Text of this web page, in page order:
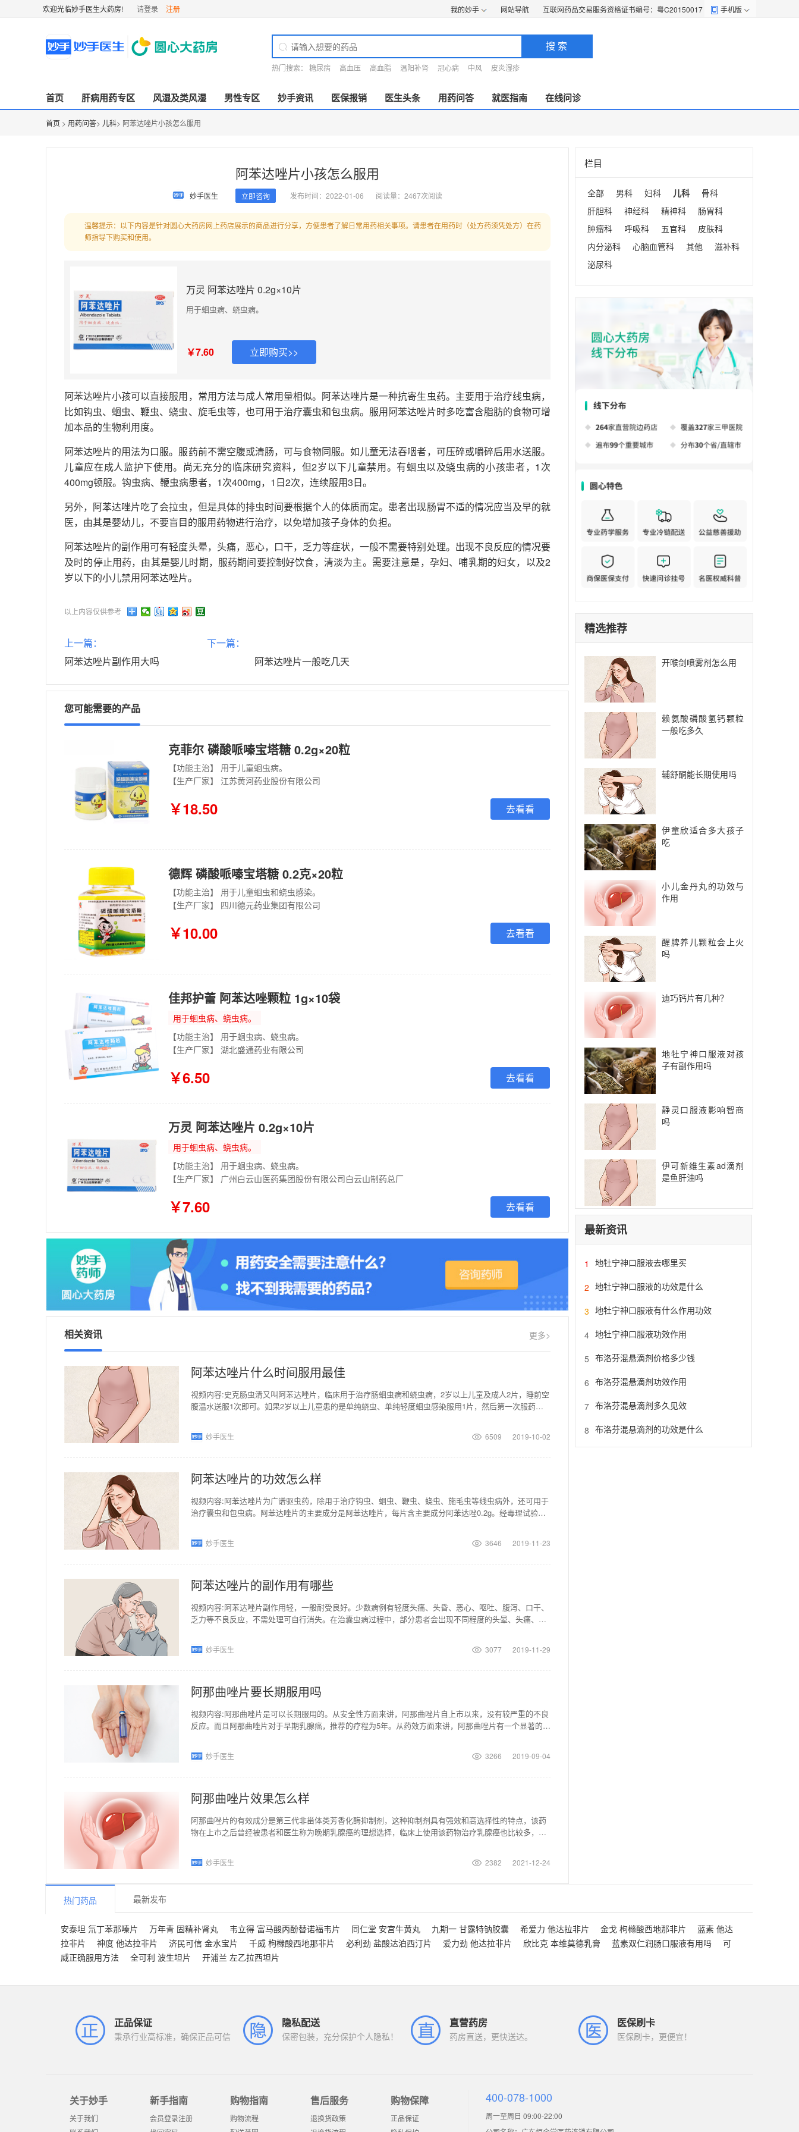
欢迎光临妙手医生大药房! 请登录 注册 我的妙手 网站导航 互联网药品交易服务资格证书编号：粤C20150017 手机版
搜 索
热门搜索： 糖尿病 高血压 高血脂 温阳补肾 冠心病 中风 皮炎湿疹
首页 肝病用药专区 风湿及类风湿 男性专区 妙手资讯 医保报销 医生头条 用药问答 就医指南 在线问诊
首页 > 用药问答> 儿科> 阿苯达唑片小孩怎么服用
阿苯达唑片小孩怎么服用
妙手医生 立即咨询 发布时间：2022-01-06 阅读量：2467次阅读
温馨提示：以下内容是针对圆心大药房网上药店展示的商品进行分享，方便患者了解日常用药相关事项。请患者在用药时（处方药须凭处方）在药
师指导下购买和使用。
万灵 阿苯达唑片 0.2g×10片
用于蛔虫病、蛲虫病。
￥7.60 立即购买>>
阿苯达唑片小孩可以直接服用，常用方法与成人常用量相似。阿苯达唑片是一种抗寄生虫药。主要用于治疗线虫病，
比如钩虫、蛔虫、鞭虫、蛲虫、旋毛虫等，也可用于治疗囊虫和包虫病。服用阿苯达唑片时多吃富含脂肪的食物可增
加本品的生物利用度。
阿苯达唑片的用法为口服。服药前不需空腹或清肠，可与食物同服。如儿童无法吞咽者，可压碎或嚼碎后用水送服。
儿童应在成人监护下使用。尚无充分的临床研究资料，但2岁以下儿童禁用。有蛔虫以及蛲虫病的小孩患者，1次
400mg顿服。钩虫病、鞭虫病患者，1次400mg，1日2次，连续服用3日。
另外，阿苯达唑片吃了会拉虫，但是具体的排虫时间要根据个人的体质而定。患者出现肠胃不适的情况应当及早的就
医，由其是婴幼儿，不要盲目的服用药物进行治疗，以免增加孩子身体的负担。
阿苯达唑片的副作用可有轻度头晕，头痛，恶心，口干，乏力等症状，一般不需要特别处理。出现不良反应的情况要
及时的停止用药，由其是婴儿时期，服药期间要控制好饮食，清淡为主。需要注意是，孕妇、哺乳期的妇女，以及2
岁以下的小儿禁用阿苯达唑片。
以上内容仅供参考
上一篇：
阿苯达唑片副作用大吗
下一篇：
阿苯达唑片一般吃几天
您可能需要的产品
克菲尔 磷酸哌嗪宝塔糖 0.2g×20粒
【功能主治】 用于儿童蛔虫病。
【生产厂家】 江苏黄河药业股份有限公司
￥18.50 去看看
德辉 磷酸哌嗪宝塔糖 0.2克×20粒
【功能主治】 用于儿童蛔虫和蛲虫感染。
【生产厂家】 四川德元药业集团有限公司
￥10.00 去看看
佳邦护蕾 阿苯达唑颗粒 1g×10袋
用于蛔虫病、蛲虫病。
【功能主治】 用于蛔虫病、蛲虫病。
【生产厂家】 湖北盛通药业有限公司
￥6.50 去看看
万灵 阿苯达唑片 0.2g×10片
用于蛔虫病、蛲虫病。
【功能主治】 用于蛔虫病、蛲虫病。
【生产厂家】 广州白云山医药集团股份有限公司白云山制药总厂
￥7.60 去看看
相关资讯 更多>
阿苯达唑片什么时间服用最佳
视频内容:史克肠虫清又叫阿苯达唑片，临床用于治疗肠蛔虫病和蛲虫病，2岁以上儿童及成人2片，睡前空
腹温水送服1次即可。如果2岁以上儿童患的是单纯蛲虫、单纯轻度蛔虫感染服用1片，然后第一次服药两
妙手医生 6509 2019-10-02
阿苯达唑片的功效怎么样
视频内容:阿苯达唑片为广谱驱虫药，除用于治疗钩虫、蛔虫、鞭虫、蛲虫、施毛虫等线虫病外，还可用于
治疗囊虫和包虫病。阿苯达唑片的主要成分是阿苯达唑片，每片含主要成分阿苯达唑0.2g。经毒理试验表
妙手医生 3646 2019-11-23
阿苯达唑片的副作用有哪些
视频内容:阿苯达唑片副作用轻，一般耐受良好。少数病例有轻度头痛、头昏、恶心、呕吐、腹泻、口干、
乏力等不良反应，不需处理可自行消失。在治囊虫病过程中，部分患者会出现不同程度的头晕、头痛、发
妙手医生 3077 2019-11-29
阿那曲唑片要长期服用吗
视频内容:阿那曲唑片是可以长期服用的。从安全性方面来讲，阿那曲唑片自上市以来，没有较严重的不良
反应。而且阿那曲唑片对于早期乳腺癌，推荐的疗程为5年。从药效方面来讲，阿那曲唑片有一个显著的特
妙手医生 3266 2019-09-04
阿那曲唑片效果怎么样
阿那曲唑片的有效成分是第三代非甾体类芳香化酶抑制剂，这种抑制剂具有强效和高选择性的特点，该药
物在上市之后曾经被患者和医生称为晚期乳腺癌的理想选择，临床上使用该药物治疗乳腺癌也比较多，经
妙手医生 2382 2021-12-24
栏目
全部 男科 妇科 儿科
骨科
肝胆科
神经科 精神科
肠胃科
肿瘤科
呼吸科 五官科
皮肤科
内分泌科
心脑血管科 其他
滋补科
泌尿科
精选推荐
开喉剑喷雾剂怎么用
赖氨酸磷酸氢钙颗粒
一般吃多久
辅舒酮能长期使用吗
伊童欣适合多大孩子
吃
小儿金丹丸的功效与
作用
醒脾养儿颗粒会上火
吗
迪巧钙片有几种？
地牡宁神口服液对孩
子有副作用吗
静灵口服液影响智商
吗
伊可新维生素ad滴剂
是鱼肝油吗
最新资讯
1 地牡宁神口服液去哪里买
2 地牡宁神口服液的功效是什么
3 地牡宁神口服液有什么作用功效
4 地牡宁神口服液功效作用
5 布洛芬混悬滴剂价格多少钱
6 布洛芬混悬滴剂功效作用
7 布洛芬混悬滴剂多久见效
8 布洛芬混悬滴剂的功效是什么
热门药品 最新发布
安泰坦 氘丁苯那嗪片 万年青 固精补肾丸 韦立得 富马酸丙酚替诺福韦片 同仁堂 安宫牛黄丸 九期一 甘露特钠胶囊 希爱力 他达拉非片 金戈 枸橼酸西地那非片
蓝素 他达
拉非片
神度 他达拉非片 济民可信 金水宝片 千威 枸橼酸西地那非片 必利劲 盐酸达泊西汀片 爱力劲 他达拉非片 欣比克 本维莫德乳膏 蓝素双仁润肠口服液有用吗
可
威正确服用方法
全可利 波生坦片 开浦兰 左乙拉西坦片
正品保证
秉承行业高标准，确保正品可信
隐私配送
保密包装，充分保护个人隐私！
直营药房
药房直送，更快送达。
医保刷卡
医保刷卡，更便宜！
关于妙手
关于我们
新手指南
会员登录注册
购物指南
购物流程
售后服务
退换货政策
购物保障
正品保证
400-078-1000
周一至周日 09:00-22:00